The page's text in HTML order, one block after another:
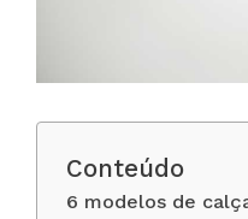
Conteúdo
6 modelos de